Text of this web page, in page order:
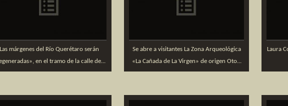
Las márgenes del Río Querétaro serán
en el tramo de la calle de...
Se abre a visitantes La Zona Arqueológica
«La Cañada de La Virgen» de origen Oto...
Laura